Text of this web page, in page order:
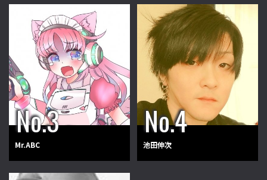
Mr.ABC 池田伸次